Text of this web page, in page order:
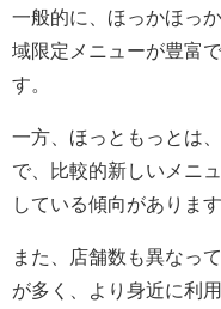
一般的に、ほっかほっ
域限定メニューが豊富
す。
一方、ほっともっとは
で、比較的新しいメニ
している傾向があります
また、店舗数も異なっ
が多く、より身近に利